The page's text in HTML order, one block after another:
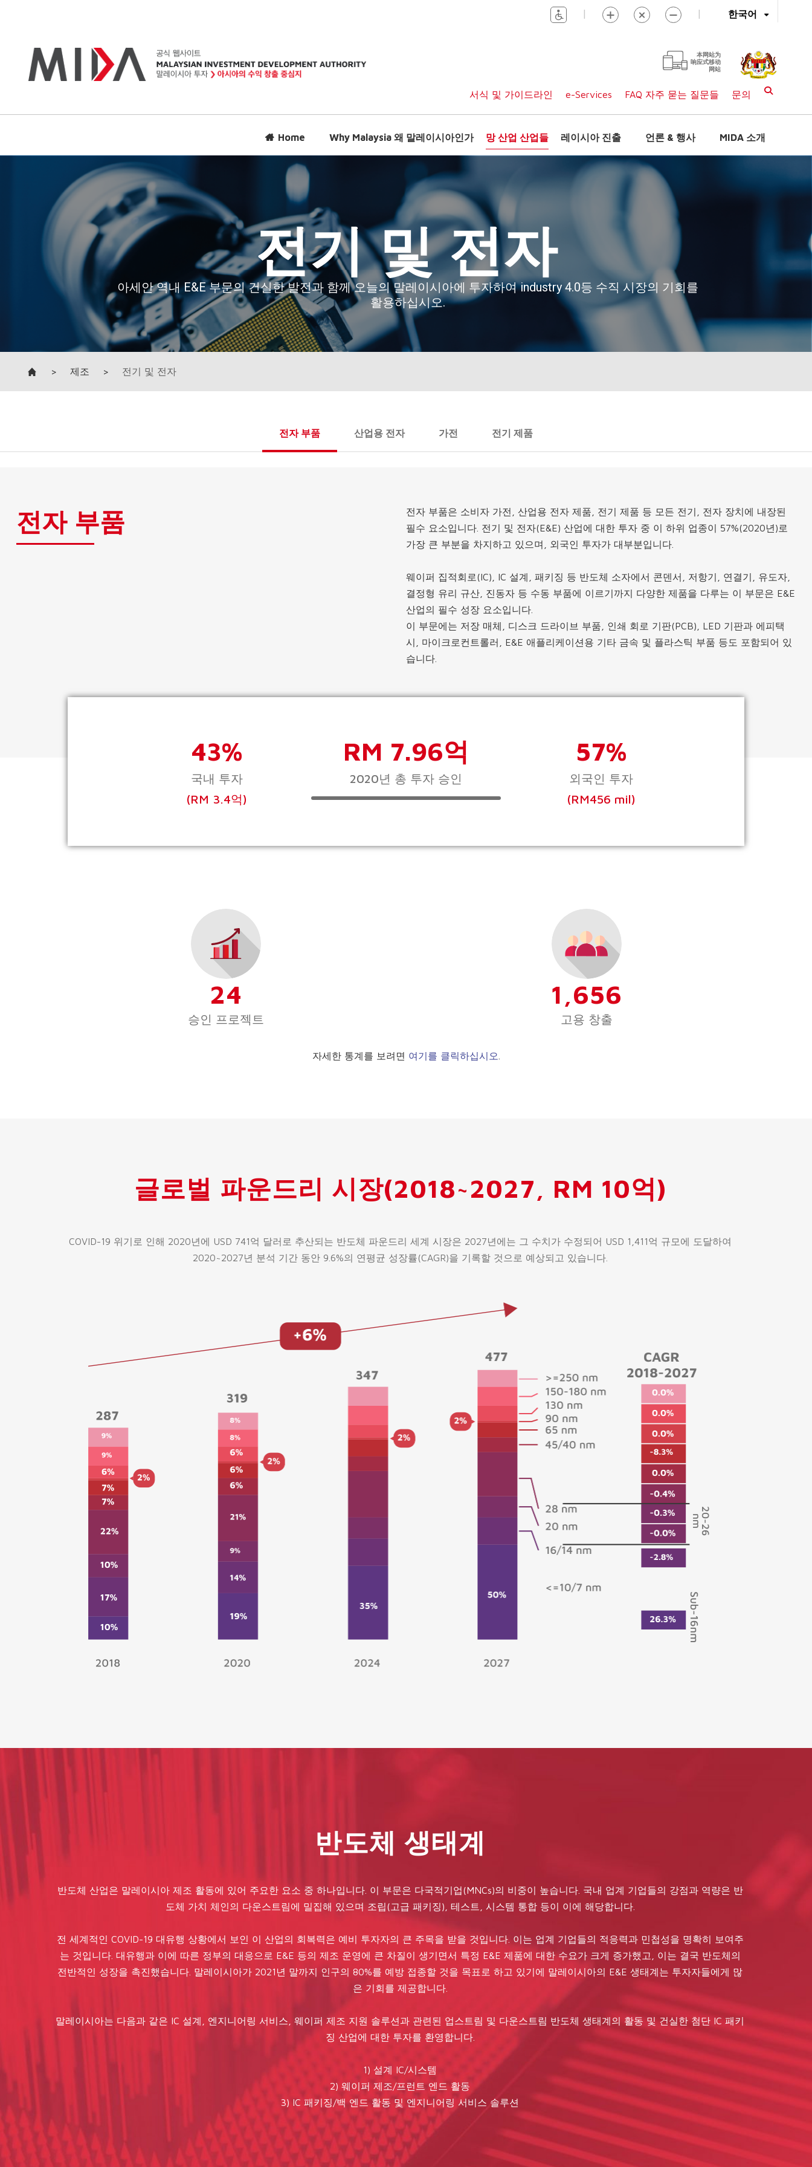
한국어
| |
本网站为
响应式移动
网站
서식 및 가이드라인 e-Services FAQ 자주 묻는 질문들 문의
Home Why Malaysia 왜 말레이시아인가 망 산업 산업들 레이시아 진출 언론 & 행사 MIDA 소개
> 제조 > 전기 및 전자
전자 부품 산업용 전자 가전 전기 제품
전자 부품
전자 부품은 소비자 가전, 산업용 전자 제품, 전기 제품 등 모든 전기, 전자 장치에 내장된
필수 요소입니다. 전기 및 전자(E&E) 산업에 대한 투자 중 이 하위 업종이 57%(2020년)로
가장 큰 부분을 차지하고 있으며, 외국인 투자가 대부분입니다.
웨이퍼 집적회로(IC), IC 설계, 패키징 등 반도체 소자에서 콘덴서, 저항기, 연결기, 유도자,
결정형 유리 규산, 진동자 등 수동 부품에 이르기까지 다양한 제품을 다루는 이 부문은 E&E
산업의 필수 성장 요소입니다.
이 부문에는 저장 매체, 디스크 드라이브 부품, 인쇄 회로 기판(PCB), LED 기판과 에피택
시, 마이크로컨트롤러, E&E 애플리케이션용 기타 금속 및 플라스틱 부품 등도 포함되어 있
습니다.
43%
국내 투자
(RM 3.4억)
RM 7.96억
2020년 총 투자 승인
57%
외국인 투자
(RM456 mil)
24
승인 프로젝트
1,656
고용 창출
자세한 통계를 보려면 여기를 클릭하십시오
글로벌 파운드리 시장(2018~2027, RM 10억)
COVID-19 위기로 인해 2020년에 USD 741억 달러로 추산되는 반도체 파운드리 세계 시장은 2027년에는 그 수치가 수정되어 USD 1,411억 규모에 도달하여
2020~2027년 분석 기간 동안 9.6%의 연평균 성장률(CAGR)을 기록할 것으로 예상되고 있습니다.
반도체 생태계
반도체 산업은 말레이시아 제조 활동에 있어 주요한 요소 중 하나입니다. 이 부문은 다국적기업(MNCs)의 비중이 높습니다. 국내 업계 기업들의 강점과 역량은 반
도체 가치 체인의 다운스트림에 밀집해 있으며 조립(고급 패키징), 테스트, 시스템 통합 등이 이에 해당합니다.
전 세계적인 COVID-19 대유행 상황에서 보인 이 산업의 회복력은 예비 투자자의 큰 주목을 받을 것입니다. 이는 업계 기업들의 적응력과 민첩성을 명확히 보여주
는 것입니다. 대유행과 이에 따른 정부의 대응으로 E&E 등의 제조 운영에 큰 차질이 생기면서 특정 E&E 제품에 대한 수요가 크게 증가했고, 이는 결국 반도체의
전반적인 성장을 촉진했습니다. 말레이시아가 2021년 말까지 인구의 80%를 예방 접종할 것을 목표로 하고 있기에 말레이시아의 E&E 생태계는 투자자들에게 많
은 기회를 제공합니다.
말레이시아는 다음과 같은 IC 설계, 엔지니어링 서비스, 웨이퍼 제조 지원 솔루션과 관련된 업스트림 및 다운스트림 반도체 생태계의 활동 및 건실한 첨단 IC 패키
징 산업에 대한 투자를 환영합니다.
1) 설계 IC/시스템
2) 웨이퍼 제조/프런트 엔드 활동
3) IC 패키징/백 엔드 활동 및 엔지니어링 서비스 솔루션